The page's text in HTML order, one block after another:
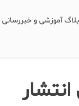
آموزشی و